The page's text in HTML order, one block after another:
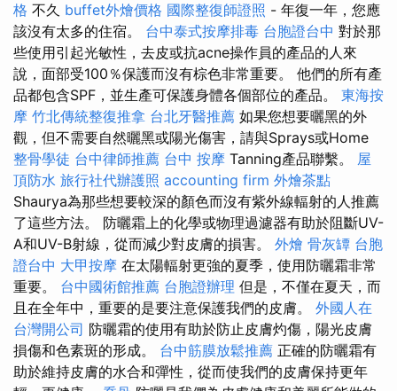
格 不久 buffet外燴價格 國際整復師證照 - 年復一年，您應
該沒有太多的住宿。 台中泰式按摩排毒 台胞證台中 對於那
些使用引起光敏性，去皮或抗acne操作員的產品的人來
說，面部受100％保護而沒有棕色非常重要。 他們的所有產
品都包含SPF，並生產可保護身體各個部位的產品。 東海按
摩 竹北傳統整復推拿 台北牙醫推薦 如果您想要曬黑的外
觀，但不需要自然曬黑或陽光傷害，請與Sprays或Home
整骨學徒 台中律師推薦 台中 按摩 Tanning產品聯繫。 屋
頂防水 旅行社代辦護照 accounting firm 外燴茶點
Shaurya為那些想要較深的顏色而沒有紫外線輻射的人推薦
了這些方法。 防曬霜上的化學或物理過濾器有助於阻斷​​UV-
A和UV-B射線，從而減少對皮膚的損害。 外燴 骨灰罈 台胞
證台中 大甲按摩 在太陽輻射更強的夏季，使用防曬霜非常
重要。 台中國術館推薦 台胞證辦理 但是，不僅在夏天，而
且在全年中，重要的是要注意保護我們的皮膚。 外國人在
台灣開公司 防曬霜的使用有助於防止皮膚灼傷，陽光皮膚
損傷和色素斑的形成。 台中筋膜放鬆推薦 正確的防曬霜有
助於維持皮膚的水合和彈性，從而使我們的皮膚保持更年